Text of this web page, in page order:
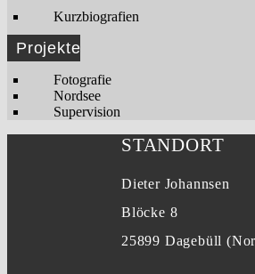
Kurzbiografien
Projekte
Fotografie
Nordsee
Supervision
STANDORT
Dieter Johannsen
Blöcke 8
25899 Dagebüll